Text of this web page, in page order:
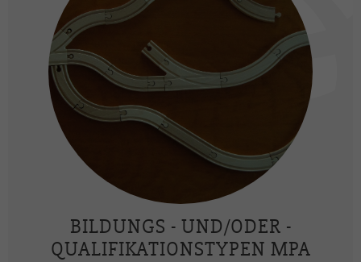
BILDUNGS - UND/ODER -
QUALIFIKATIONSTYPEN MPA